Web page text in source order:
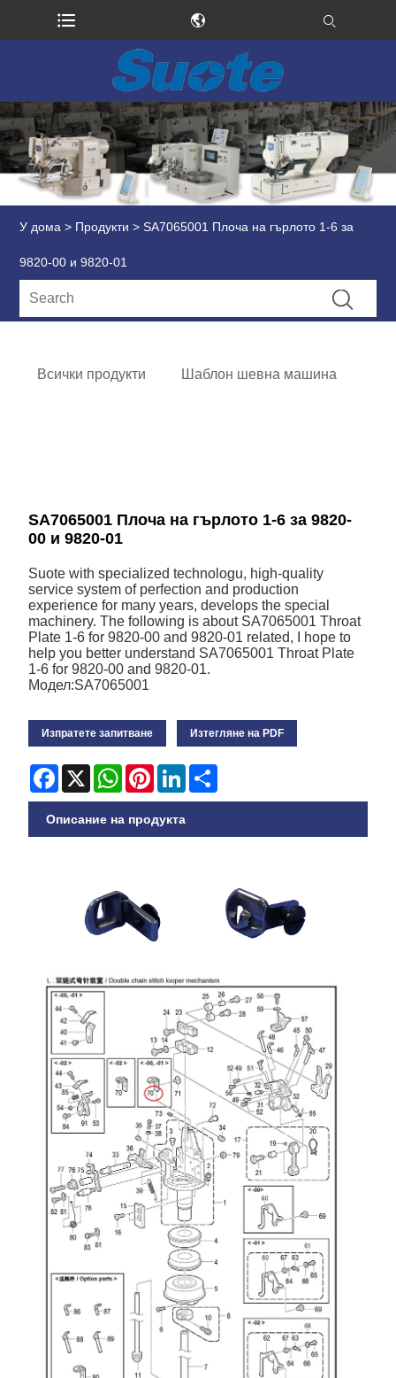
У дома > Продукти > SA7065001 Плоча на гърлото 1-6 за
9820-00 и 9820-01
Всички продукти Шаблон шевна машина
SA7065001 Плоча на гърлото 1-6 за 9820-
00 и 9820-01
Suote with specialized technologu, high-quality
service system of perfection and production
experience for many years, develops the special
machinery. The following is about SA7065001 Throat
Plate 1-6 for 9820-00 and 9820-01 related, I hope to
help you better understand SA7065001 Throat Plate
1-6 for 9820-00 and 9820-01.
Модел:SA7065001
Изпратете запитване Изтегляне на PDF
Facebook
X WhatsApp
PinterestLinkedIn
Описание на продукта